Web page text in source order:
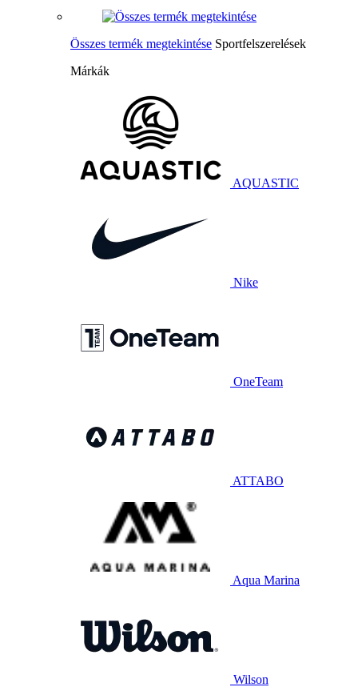
Összes termék megtekintése Sportfelszerelések
Márkák
AQUASTIC
Nike
OneTeam
ATTABO
Aqua Marina
Wilson